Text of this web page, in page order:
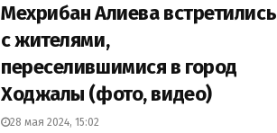
Мехрибан Алиева встретились
с жителями,
переселившимися в город
Ходжалы (фото, видео)
28 мая 2024, 15:02